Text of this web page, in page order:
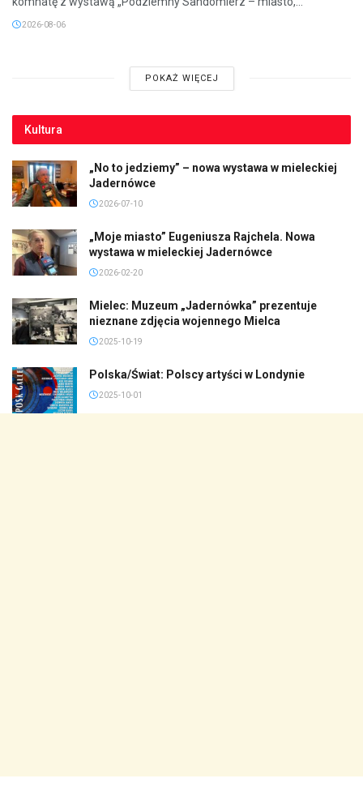
2026-08-06
POKAŻ WIĘCEJ
Kultura
„No to jedziemy” – nowa wystawa w mieleckiej
Jadernówce
2026-07-10
„Moje miasto” Eugeniusza Rajchela. Nowa
wystawa w mieleckiej Jadernówce
2026-02-20
Mielec: Muzeum „Jadernówka” prezentuje
nieznane zdjęcia wojennego Mielca
2025-10-19
Polska/Świat: Polscy artyści w Londynie
2025-10-01